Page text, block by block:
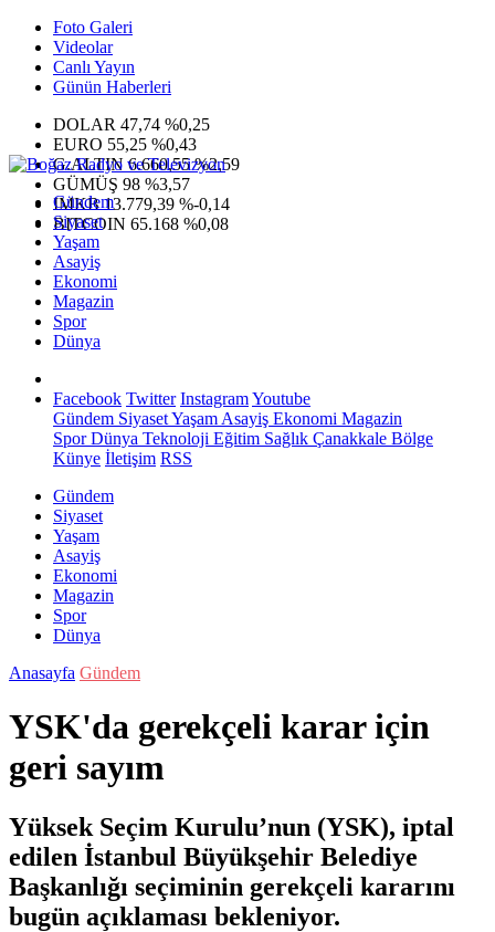
Foto Galeri
Videolar
Canlı Yayın
Günün Haberleri
DOLAR 47,74 %0,25
EURO 55,25 %0,43
G.ALTIN6.660,55 %2,59
GÜMÜŞ 98 %3,57
IMKB13.779,39 %-0,14
BITCOIN 65.168 %0,08
Gündem
Siyaset
Yaşam
Asayiş
Ekonomi
Magazin
Spor
Dünya
Facebook Twitter InstagramYoutube
Gündem SiyasetYaşam Asayiş Ekonomi Magazin
SporDünya Teknoloji Eğitim Sağlık Çanakkale Bölge
Künye İletişim RSS
Gündem
Siyaset
Yaşam
Asayiş
Ekonomi
Magazin
Spor
Dünya
Anasayfa Gündem
YSK'da gerekçeli karar için
geri sayım
Yüksek Seçim Kurulu’nun (YSK), iptal
edilen İstanbul Büyükşehir Belediye
Başkanlığı seçiminin gerekçeli kararını
bugün açıklaması bekleniyor.